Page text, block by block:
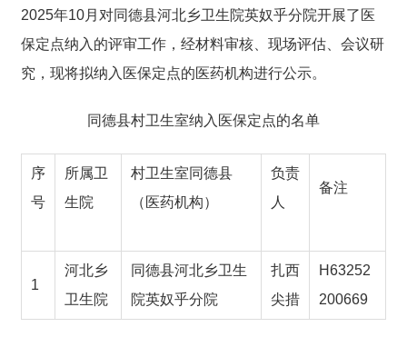
2025年10月对同德县河北乡卫生院英奴乎分院开展了医
保定点纳入的评审工作，经材料审核、现场评估、会议研
究，现将拟纳入医保定点的医药机构进行公示。
同德县村卫生室纳入医保定点的名单
序
号
所属卫
生院
村卫生室同德县
（医药机构）
负责
人
备注
1
河北乡
卫生院
同德县河北乡卫生
院英奴乎分院
扎西
尖措
H63252
200669